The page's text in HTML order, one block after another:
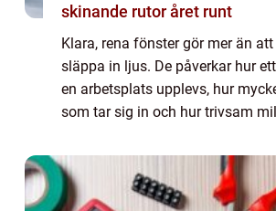
skinande rutor året runt
Klara, rena fönster gör mer än
släppa in ljus. De påverkar hur
en arbetsplats upplevs, hur
som tar sig in och hur trivsam
och pollenperioder snabbt